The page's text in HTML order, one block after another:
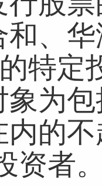
、
特定
象为
内的
资者